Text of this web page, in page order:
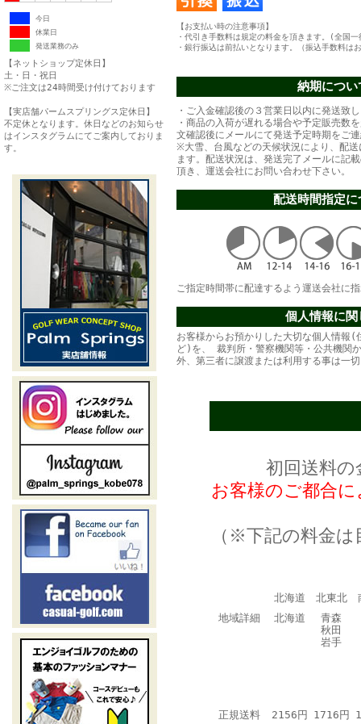
今日
休業日
発送業務のみ
【ネットショップ定休日】
土・日・祝日
※ご注文は24時間受け付けております
【実店舗パームスプリングス定休日】
不定休となります。休日などのお知らせ
はインスタグラムにてご案内しておりま
す。
【お支払い時の注意事項】
・代引き手数料は規定の料金を頂きます。(全国
・銀行振込は前払いとなります。（振込手数料は
納期につい
・ご入金確認後の３営業日以内に発送致
・商品の入荷が遅れる場合や予定販売数
文確認後にメールにて発送予定時期をご
※大雪、台風などの天候状況により、配
ます。配送状況は、発送完了メールに記
頂き、運送会社にお問い合わせ下さい。
配送時間指定に
ご指定時間帯に配達するよう運送会社に
個人情報に関
お客様からお預かりした大切な個人情報(
ど)を、 裁判所・警察機関等・公共機関
外、第三者に譲渡または利用する事は一
初回送料
お客様のご都合
（※下記の料金
北海道 北東北
地域詳細
北海道
青森
秋田
岩手
正規送料 2156円 1716円